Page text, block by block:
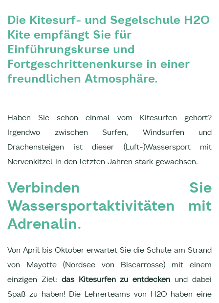
Die Kitesurf- und Segelschule H2O
Kite empfängt Sie für
Einführungskurse und
Fortgeschrittenenkurse in einer
freundlichen Atmosphäre.
Haben Sie schon einmal vom Kitesurfen gehört?
Irgendwo zwischen Surfen, Windsurfen und
Drachensteigen ist dieser (Luft-)Wassersport mit
Nervenkitzel in den letzten Jahren stark gewachsen.
Verbinden Sie
Wassersportaktivitäten mit
Adrenalin.
Von April bis Oktober erwartet Sie die Schule am Strand
von Mayotte (Nordsee von Biscarrosse) mit einem
einzigen Ziel: das Kitesurfen zu entdecken und dabei
Spaß zu haben! Die Lehrerteams von H2O haben eine